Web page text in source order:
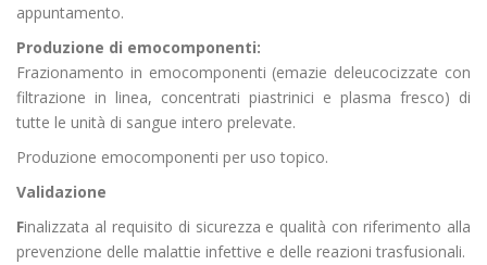
appuntamento.
Produzione di emocomponenti:
Frazionamento in emocomponenti (emazie deleucocizzate con
filtrazione in linea, concentrati piastrinici e plasma fresco) di
tutte le unità di sangue intero prelevate.
Produzione emocomponenti per uso topico.
Validazione
Finalizzata al requisito di sicurezza e qualità con riferimento alla
prevenzione delle malattie infettive e delle reazioni trasfusionali.